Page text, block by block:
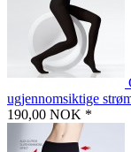
ugjennomsiktige
190,00 NOK *